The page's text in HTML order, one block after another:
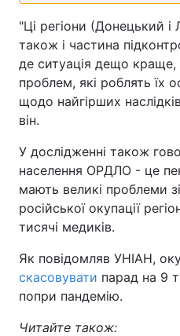
"Ці регіони (Донецький
також і частина
де ситуація дещо
проблем, які роблять їх
щодо найгірших
він.
У дослідженні також
населення ОРДЛО - це
мають великі проблеми
російської окупації
тисячі медиків.
Як повідомляв УНІАН,
скасовувати парад на 9
попри пандемію.
Читайте також: